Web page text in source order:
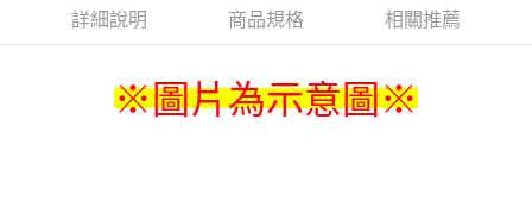
貨到付款詳細說明 商品規格 相關推薦
※圖片為示意圖※